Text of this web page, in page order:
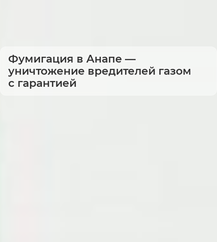
Фумигация в Анапе —
уничтожение вредителей газом
с гарантией